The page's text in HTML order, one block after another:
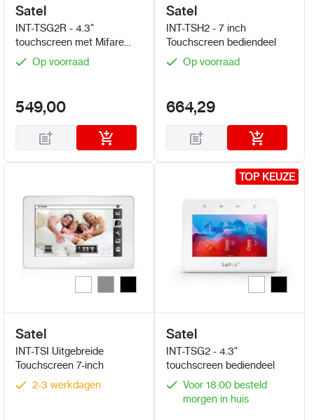
Satel
INT-TSG2R - 4.3"
touchscreen met Mifare
lezerOp voorraad
549,00
Satel
INT-TSH2 - 7 inch
Touchscreen bediendeel
Op voorraad
664,29
Kleur
Satel
INT-TSI Uitgebreide
Touchscreen 7-inch
2-3 werkdagen
TOP KEUZE
TOP KEUZE
Kleur
Satel
INT-TSG2 - 4.3"
touchscreen bediendeel
Voor 18:00 besteld
morgen in huis